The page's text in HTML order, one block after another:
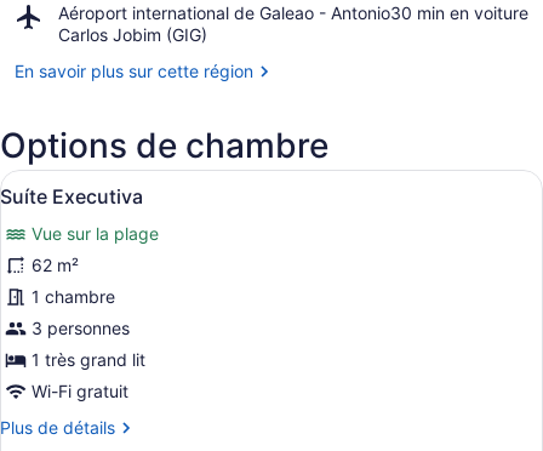
Rua
Barata
Ribeiro
Aéroport international de Galeao - Antonio
Carlos Jobim (GIG)
Airport,
Aéroport
de
Antonio
Carlos
Jobim
(GIG)
‪30 min en voiture‬
En savoir plus sur cette région
Options de chambre
Afficher
toutes
les
photos
pour
ce
type
de
chambre :
Suíte
Suíte Executiva | Minibar, coffre-
5
Suíte Executiva
Vue sur la plage
62 m²
1 chambre
3 personnes
1 très grand lit
Wi-Fi gratuit
Plus de détails
Plus